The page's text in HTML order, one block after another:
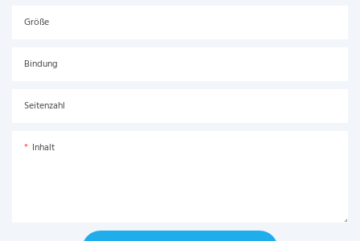
Größe
Bindung
Seitenzahl
Inhalt